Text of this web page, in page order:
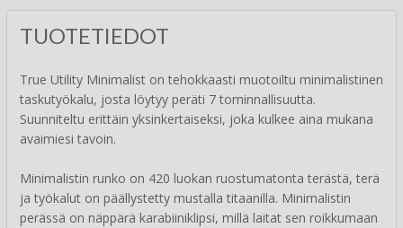
TUOTETIEDOT
True Utility Minimalist on tehokkaasti muotoiltu minimalistinen
taskutyökalu, josta löytyy peräti 7 tominnallisuutta.
Suunniteltu erittäin yksinkertaiseksi, joka kulkee aina mukana
avaimiesi tavoin.
Minimalistin runko on 420 luokan ruostumatonta terästä, terä
ja työkalut on päällystetty mustalla titaanilla. Minimalistin
perässä on näppärä karabiiniklipsi, millä laitat sen roikkumaan